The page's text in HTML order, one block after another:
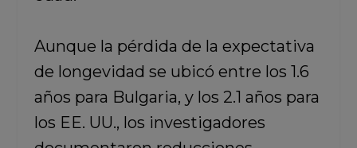
Aunque la pérdida de la expectativa
de longevidad se ubicó entre los 1.6
años para Bulgaria, y los 2.1 años para
los EE. UU., los investigadores